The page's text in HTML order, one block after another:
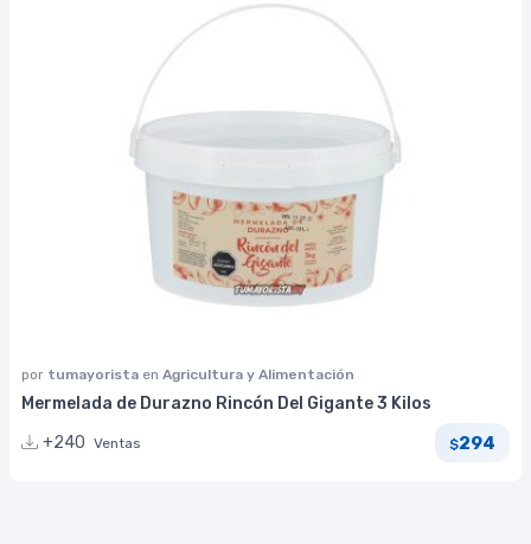
por tumayorista en Agricultura y Alimentación
Mermelada de Durazno Rincón Del Gigante 3 Kilos
+240 Ventas $294